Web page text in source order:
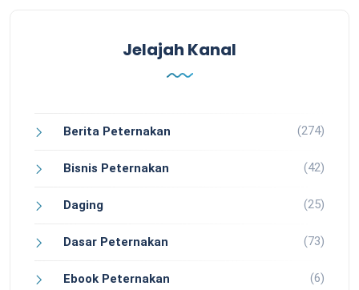
Jelajah Kanal
Berita Peternakan (274)
Bisnis Peternakan (42)
Daging (25)
Dasar Peternakan (73)
Ebook Peternakan (6)